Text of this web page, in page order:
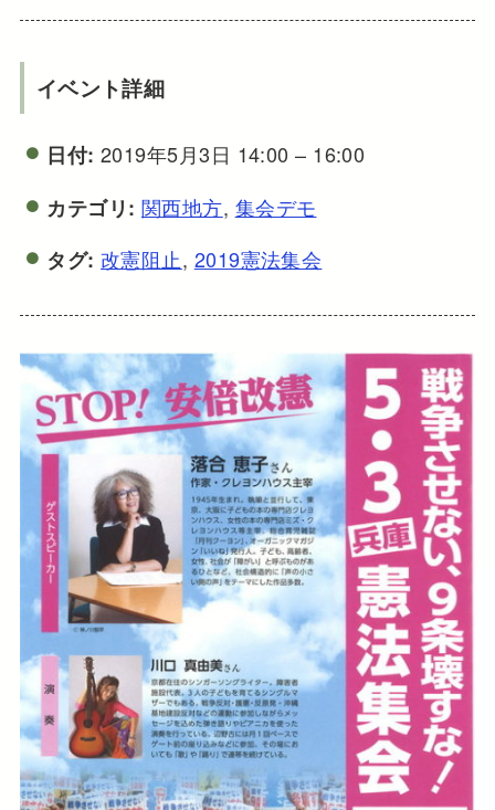
イベント詳細
日付: 2019年5月3日 14:00 – 16:00
カテゴリ: 関西地方, 集会デモ
タグ: 改憲阻止, 2019憲法集会